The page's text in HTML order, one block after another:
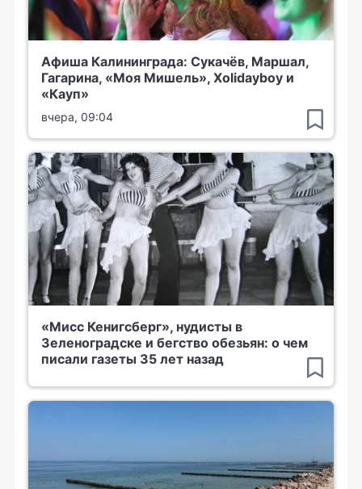
Афиша Калининграда: Сукачёв, Маршал,
Гагарина, «Моя Мишель», Xolidayboy и
«Кауп»
вчера, 09:04
«Мисс Кенигсберг», нудисты в
Зеленоградске и бегство обезьян: о чем
писали газеты 35 лет назад